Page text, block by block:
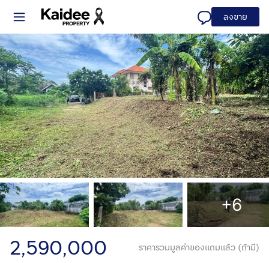
ลงขาย
+6
2,590,000 ราคารวมมูลค่าของแถมแล้ว (ถ้ามี)